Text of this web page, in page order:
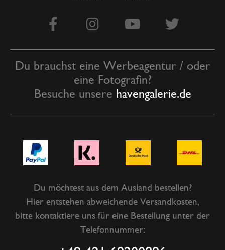
Du brauchst eine Werbeagentur / oder
eine Fotografin?
Besuche unsere havengalerie.de
Du möchtest aus dem Ausland bestellen?
Hier entstehen abweichende Versandkosten,
bitte kontaktiere uns für eine Bestellung unter der
Telefonnummer: